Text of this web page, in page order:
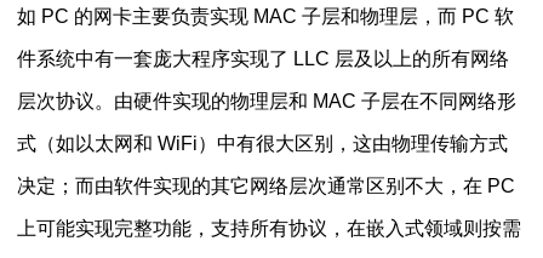
如 PC 的网卡主要负责实现 MAC 子层和物理层，而 PC 软
件系统中有一套庞大程序实现了 LLC 层及以上的所有网络
层次协议。由硬件实现的物理层和 MAC 子层在不同网络形
式（如以太网和 WiFi）中有很大区别，这由物理传输方式
决定；而由软件实现的其它网络层次通常区别不大，在 PC
上可能实现完整功能，支持所有协议，在嵌入式领域则按需